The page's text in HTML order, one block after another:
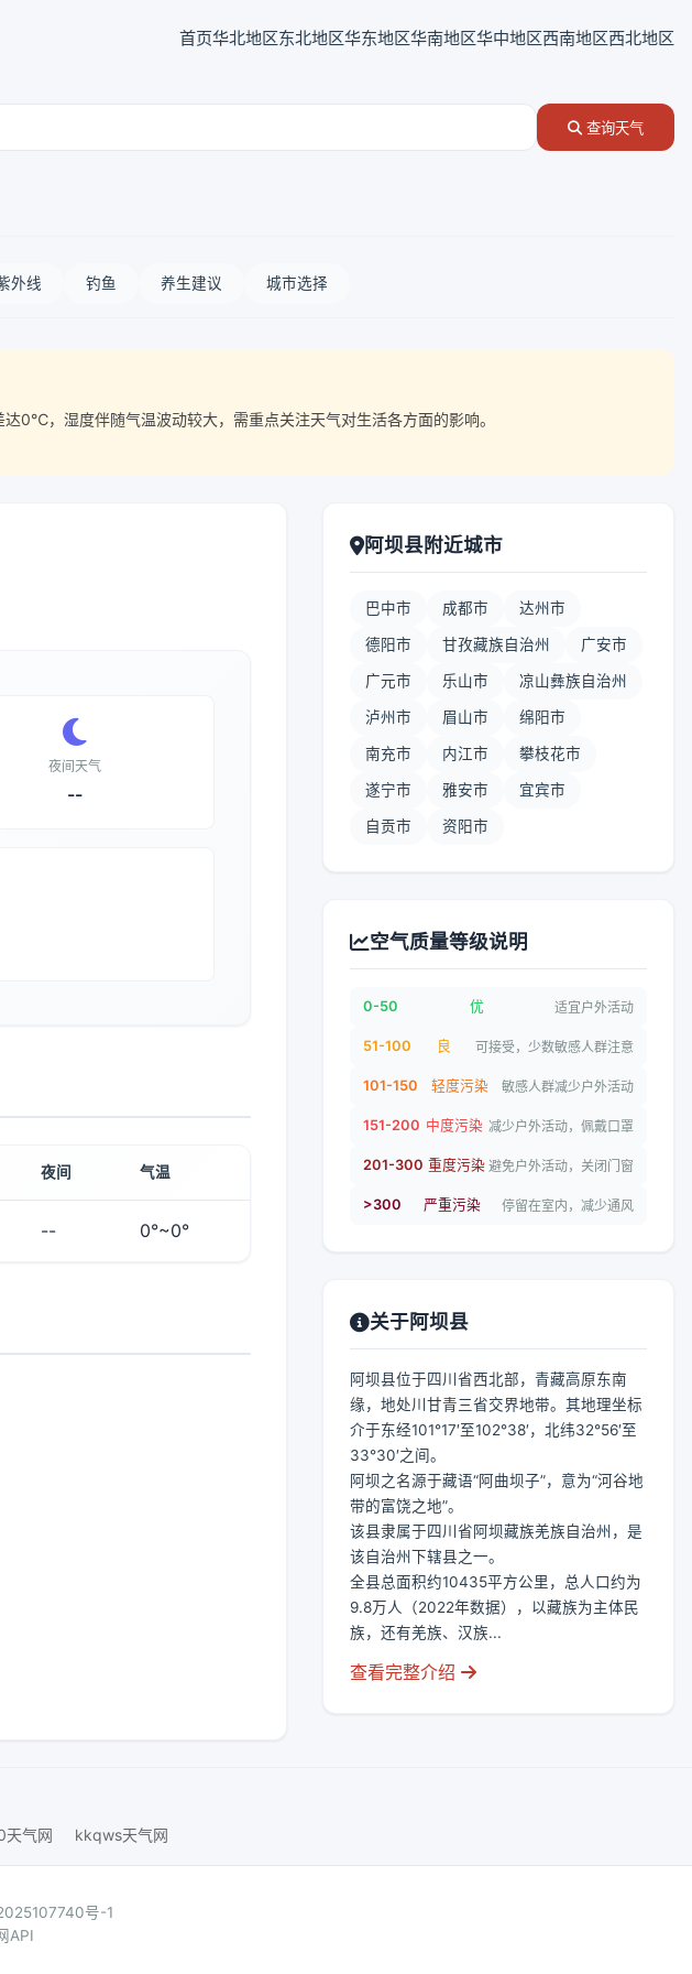
首页华北地区东北地区华东地区华南地区华中地区西南地区西北地区
查询天气
外线 钓鱼 养生建议 城市选择
0℃，湿度伴随气温波动较大，需重点关注天气对生活各方面的影响。
夜间天气
--
夜间 气温
-- 0°~0°
阿坝县附近城市
巴中市 成都市 达州市
德阳市 甘孜藏族自治州 广安市
广元市 乐山市 凉山彝族自治州
泸州市 眉山市 绵阳市
南充市 内江市 攀枝花市
遂宁市 雅安市 宜宾市
自贡市 资阳市
空气质量等级说明
0-50 优 适宜户外活动
51-100 良 可接受，少数敏感人群注意
101-150 轻度污染 敏感人群减少户外活动
151-200 中度污染 减少户外活动，佩戴口罩
201-300 重度污染 避免户外活动，关闭门窗
>300 严重污染 停留在室内，减少通风
关于阿坝县
阿坝县位于四川省西北部，青藏高原东南
缘，地处川甘青三省交界地带。其地理坐标
介于东经101°17′至102°38′，北纬32°56′至
33°30′之间。
阿坝之名源于藏语“阿曲坝子”，意为“河谷地
带的富饶之地”。
该县隶属于四川省阿坝藏族羌族自治州，是
该自治州下辖县之一。
全县总面积约10435平方公里，总人口约为
9.8万人（2022年数据），以藏族为主体民
族，还有羌族、汉族...
查看完整介绍
天气网 kkqws天气网
号-1
API